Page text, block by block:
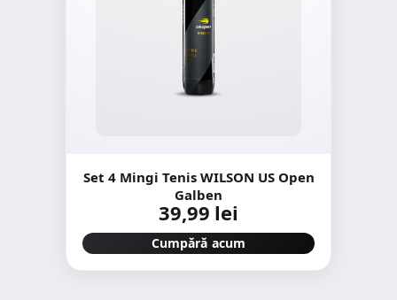
Set 4 Mingi Tenis WILSON US Open
Galben
39,99 lei
Cumpără acum